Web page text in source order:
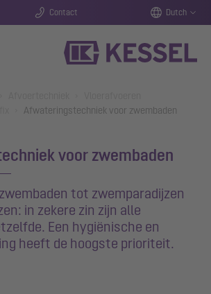
Contact Dutch
Afwateringstechniek voor zwembaden
voor zwembaden
tot zwemparadijzen
in zekere zin zijn alle
Een hygiënische en
heeft de hoogste prioriteit.